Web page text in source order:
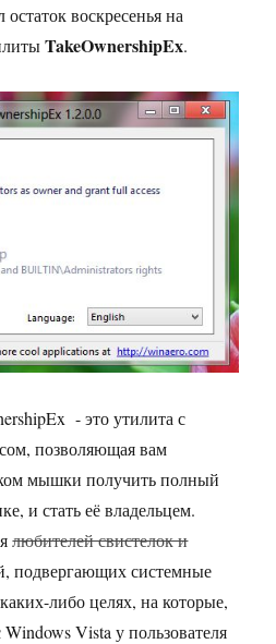
воскресенья на
TakeOwnershipEx.
- это утилита с
позволяющая вам
мышки получить полный
и стать её владельцем.
любителей свистелок и
подвергающих системные
либо целях, на которые,
Vista у пользователя